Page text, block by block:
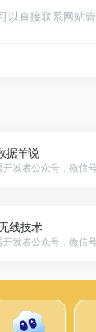
直接联系网站
据羊说
开发者公众号，微信
线技术
开发者公众号，微信